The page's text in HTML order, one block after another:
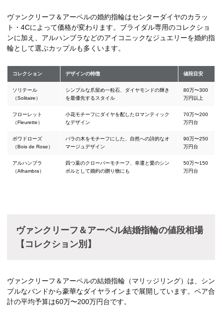
ヴァンクリーフ＆アーペルの婚約指輪はセンターダイヤのカラッ
ト・4Cによって価格が変わります。ブライダル専用のコレクショ
ンに加え、アルハンブラなどのアイコニックなジュエリーを婚約指
輪として選ぶカップルも多くいます。
コレクション デザインの特徴 値段目安
ソリテール
（Solitaire）
シンプルな爪留め一粒石、ダイヤモンドの輝き
を最優先するスタイル
80万〜300
万円以上
フローレット
（Fleurette）
小花モチーフにダイヤを配したロマンティック
なデザイン
70万〜200
万円台
ボワドローズ
（Bois de Rose）
バラの木をモチーフにした、自然への詩的なオ
マージュデザイン
90万〜250
万円台
アルハンブラ
（Alhambra）
四つ葉のクローバーモチーフ、幸運と愛のシン
ボルとして婚約の贈り物にも
50万〜150
万円台
ヴァンクリーフ＆アーペル結婚指輪の値段相場
【コレクション別】
ヴァンクリーフ＆アーペルの結婚指輪（マリッジリング）は、シン
プルなバンドから豪華なダイヤラインまで展開しています。ペア合
計の平均予算は60万〜200万円台です。